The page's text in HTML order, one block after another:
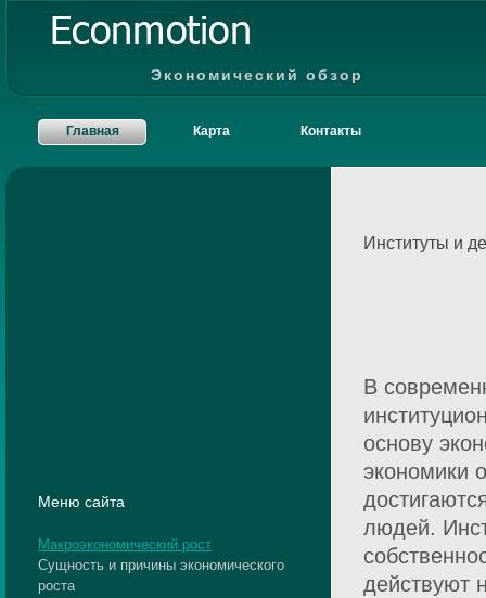
Экономический обзор
Главная Карта Контакты
Институты и
В
основу
экономики
людей.
действуют
Меню сайта
Макроэкономический рост
Сущность и причины экономического
роста